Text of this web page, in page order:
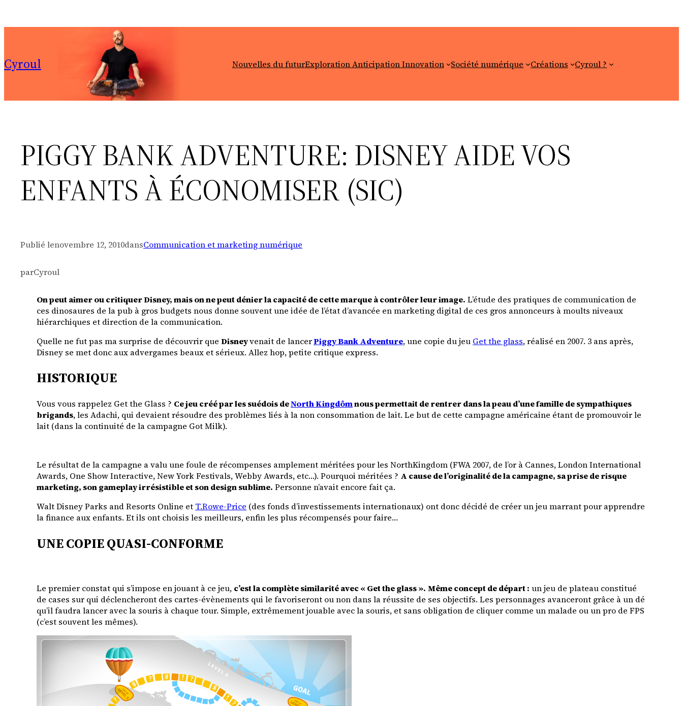
Cyroul Nouvelles du futurExploration Anticipation Innovation Société numérique Créations Cyroul ?
PIGGY BANK ADVENTURE: DISNEY AIDE VOS
ENFANTS À ÉCONOMISER (SIC)
Publié lenovembre 12, 2010dansCommunication et marketing numérique
parCyroul
On peut aimer ou critiquer Disney, mais on ne peut dénier la capacité de cette marque à contrôler leur image. L’étude des pratiques de communication de
ces dinosaures de la pub à gros budgets nous donne souvent une idée de l’état d’avancée en marketing digital de ces gros annonceurs à moults niveaux
hiérarchiques et direction de la communication.
Quelle ne fut pas ma surprise de découvrir que Disneyvenait de lancerPiggy Bank Adventure, une copie du jeu Get the glass, réalisé en 2007. 3 ans après,
Disney se met donc aux advergames beaux et sérieux. Allez hop, petite critique express.
HISTORIQUE
Vous vous rappelez Get the Glass ? Ce jeu créé par les suédois deNorth Kingdômnous permettait de rentrer dans la peau d’une famille de sympathiques
brigands, les Adachi, qui devaient résoudre des problèmes liés à la non consommation de lait. Le but de cette campagne américaine étant de promouvoir le
lait (dans la continuité de la campagne Got Milk).
Le résultat de la campagne a valu une foule de récompenses amplement méritées pour les NorthKingdom (FWA 2007, de l’or à Cannes, London International
Awards, One Show Interactive, New York Festivals, Webby Awards, etc…). Pourquoi méritées ? A cause de l’originalité de la campagne, sa prise de risque
marketing, son gameplay irrésistible et son design sublime. Personne n’avait encore fait ça.
Walt Disney Parks and Resorts Online et T.Rowe-Price (des fonds d’investissements internationaux) ont donc décidé de créer un jeu marrant pour apprendre
la finance aux enfants. Et ils ont choisis les meilleurs, enfin les plus récompensés pour faire…
UNE COPIE QUASI-CONFORME
Le premier constat qui s’impose en jouant à ce jeu, c’est la complète similarité avec « Get the glass ». Même concept de départ : un jeu de plateau constitué
de cases sur qui déclencheront des cartes-évènements qui le favoriseront ou non dans la réussite de ses objectifs. Les personnages avanceront grâce à un dé
qu’il faudra lancer avec la souris à chaque tour. Simple, extrêmement jouable avec la souris, et sans obligation de cliquer comme un malade ou un pro de FPS
(c’est souvent les mêmes).